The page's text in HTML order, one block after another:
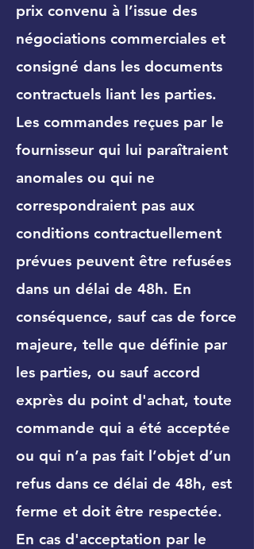
prix convenu à l’issue des
négociations commerciales et
consigné dans les documents
contractuels liant les parties.
Les commandes reçues par le
fournisseur qui lui paraîtraient
anomales ou qui ne
correspondraient pas aux
conditions contractuellement
prévues peuvent être refusées
dans un délai de 48h. En
conséquence, sauf cas de force
majeure, telle que définie par
les parties, ou sauf accord
exprès du point d'achat, toute
commande qui a été acceptée
ou qui n’a pas fait l’objet d’un
refus dans ce délai de 48h, est
ferme et doit être respectée.
En cas d'acceptation par le